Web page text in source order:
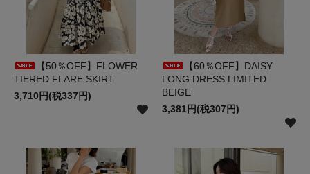
【50％OFF】FLOWER
TIERED FLARE SKIRT
3,710円(税337円)
【60％OFF】DAISY
LONG DRESS LIMITED
BEIGE
3,381円(税307円)